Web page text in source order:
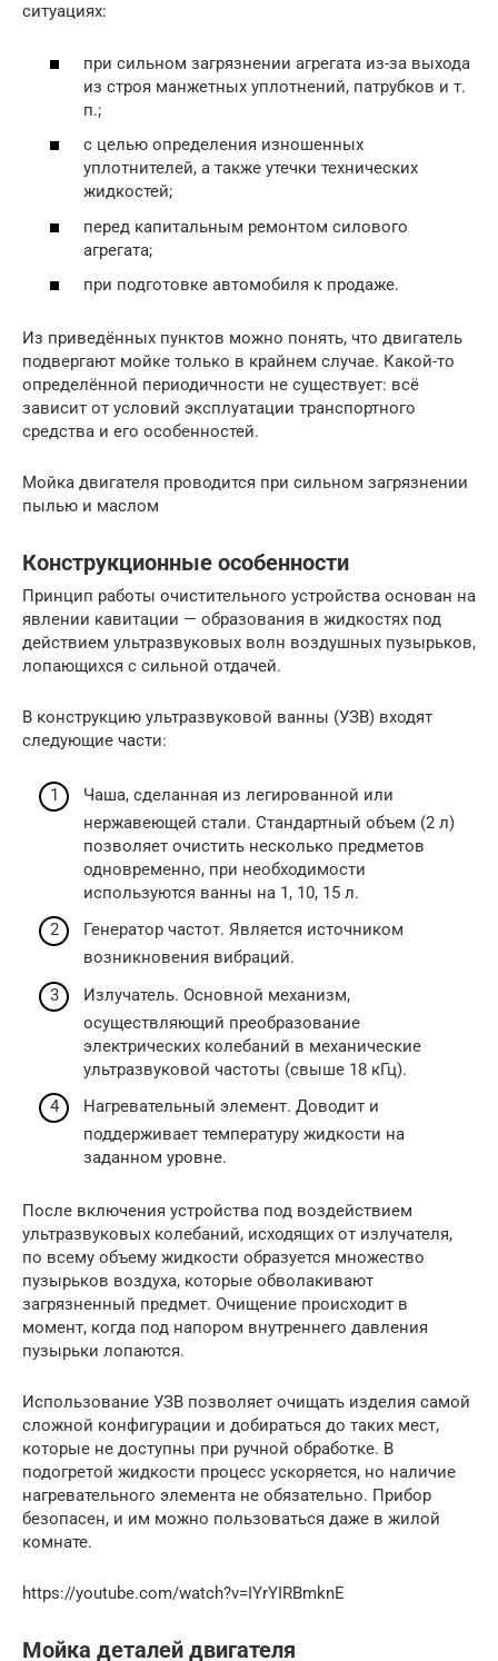
ситуациях:
при сильном загрязнении агрегата из-за выхода
из строя манжетных уплотнений, патрубков и т.
п.;
с целью определения изношенных
уплотнителей, а также утечки технических
жидкостей;
перед капитальным ремонтом силового
агрегата;
при подготовке автомобиля к продаже.
Из приведённых пунктов можно понять, что двигатель
подвергают мойке только в крайнем случае. Какой-то
определённой периодичности не существует: всё
зависит от условий эксплуатации транспортного
средства и его особенностей.
Мойка двигателя проводится при сильном загрязнении
пылью и маслом
Конструкционные особенности
Принцип работы очистительного устройства основан на
явлении кавитации — образования в жидкостях под
действием ультразвуковых волн воздушных пузырьков,
лопающихся с сильной отдачей.
В конструкцию ультразвуковой ванны (УЗВ) входят
следующие части:
Чаша, сделанная из легированной или
нержавеющей стали. Стандартный объем (2 л)
позволяет очистить несколько предметов
одновременно, при необходимости
используются ванны на 1, 10, 15 л.
Генератор частот. Является источником
возникновения вибраций.
Излучатель. Основной механизм,
осуществляющий преобразование
электрических колебаний в механические
ультразвуковой частоты (свыше 18 кГц).
Нагревательный элемент. Доводит и
поддерживает температуру жидкости на
заданном уровне.
После включения устройства под воздействием
ультразвуковых колебаний, исходящих от излучателя,
по всему объему жидкости образуется множество
пузырьков воздуха, которые обволакивают
загрязненный предмет. Очищение происходит в
момент, когда под напором внутреннего давления
пузырьки лопаются.
Использование УЗВ позволяет очищать изделия самой
сложной конфигурации и добираться до таких мест,
которые не доступны при ручной обработке. В
подогретой жидкости процесс ускоряется, но наличие
нагревательного элемента не обязательно. Прибор
безопасен, и им можно пользоваться даже в жилой
комнате.
https://youtube.com/watch?v=IYrYIRBmknE
Мойка деталей двигателя